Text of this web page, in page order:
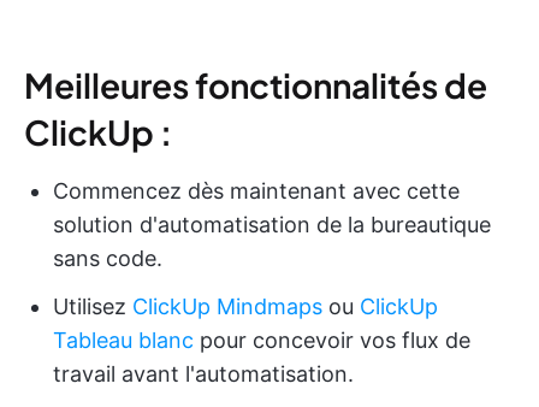
Meilleures fonctionnalités de
ClickUp :
Commencez dès maintenant avec cette
solution d'automatisation de la bureautique
sans code.
Utilisez ClickUp Mindmaps ou ClickUp
Tableau blanc pour concevoir vos flux de
travail avant l'automatisation.